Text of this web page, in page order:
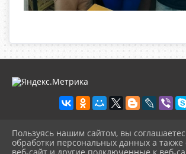
2026 г. olgbiblio.ru
Вход
Пользуясь нашим сайтом, вы
обработки персональных данных а